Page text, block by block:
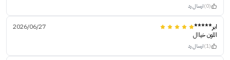
(0) ارسال رد
ابر*****
2026/06/27
اللون خياال
(1) ارسال رد